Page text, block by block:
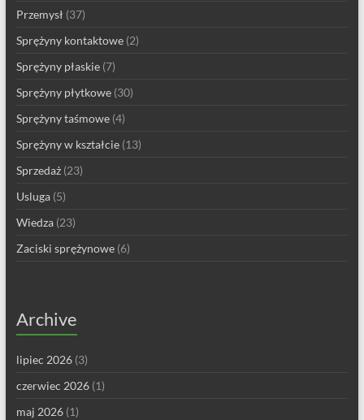
Przemysł (37)
Sprężyny kontaktowe(2)
Sprężyny płaskie(7)
Sprężyny płytkowe(30)
Sprężyny taśmowe(4)
Sprężyny w kształcie(13)
Sprzedaż(23)
Usluga(5)
Wiedza(23)
Zaciski sprężynowe(6)
Archive
lipiec 2026(3)
czerwiec 2026(1)
maj 2026(1)